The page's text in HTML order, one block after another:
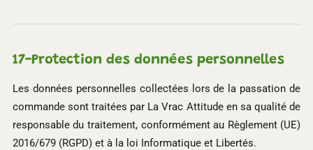
17-Protection des données personnelles
Les données personnelles collectées lors de la passation de
commande sont traitées par La Vrac Attitude en sa qualité de
responsable du traitement, conformément au Règlement (UE)
2016/679 (RGPD) et à la loi Informatique et Libertés.